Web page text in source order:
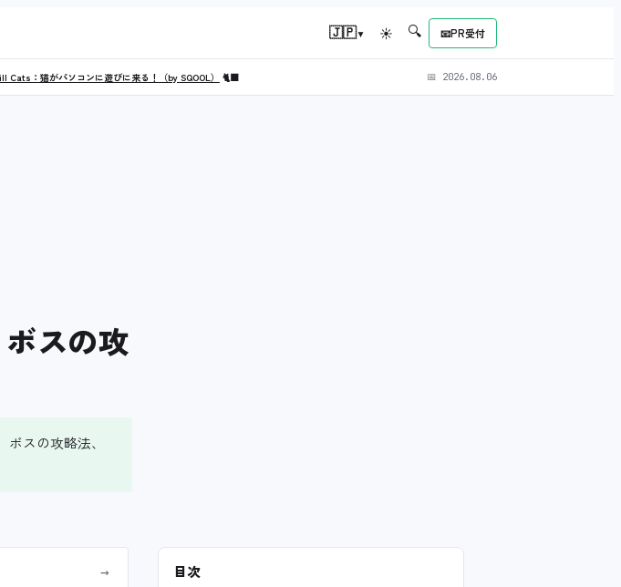
🇯🇵▾ ☀ 🔍 📧PR受付
Cats：猫がパソコンに遊びに来る！（by SQOOL） 🐈‍⬛ 📅 2026.08.06
スの攻
スの攻略法、
→ 目次